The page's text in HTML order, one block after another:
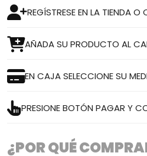
REGÍSTRESE EN LA TIENDA
AÑADA SU PRODUCTO AL
EN CAJA SELECCIONE SU
PRESIONE BOTÓN PAGAR Y
¿POR QUÉ